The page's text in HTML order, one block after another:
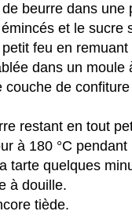
beurre dans une
et le sucre
feu en
dans un
couche de
restant en tout
à 180 °C
tarte quelques
à douille.
tiède.